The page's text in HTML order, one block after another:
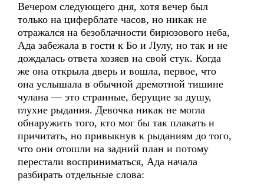
Вечером следующего дня, хотя вечер был
только на циферблате часов, но никак не
отражался на безоблачности бирюзового неба,
Ада забежала в гости к Бо и Лулу, но так и не
дождалась ответа хозяев на свой стук. Когда
же она открыла дверь и вошла, первое, что
она услышала в обычной дремотной тишине
чулана — это странные, берущие за душу,
глухие рыдания. Девочка никак не могла
обнаружить того, кто мог бы так плакать и
причитать, но привыкнув к рыданиям до того,
что они отошли на задний план и потому
перестали восприниматься, Ада начала
разбирать отдельные слова: